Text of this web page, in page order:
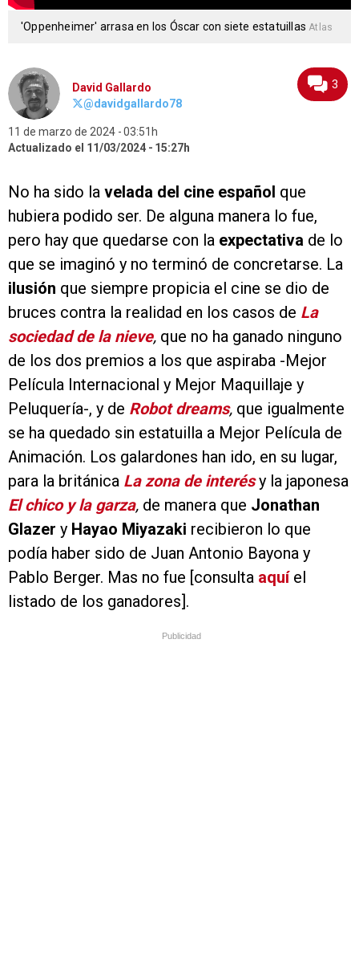
'Oppenheimer' arrasa en los Óscar con siete estatuillas Atlas
David Gallardo
@davidgallardo78
11 de marzo de 2024
03:51h
Actualizado el 11/03/2024
15:27h
3
No ha sido la velada del cine español que
hubiera podido ser. De alguna manera lo fue,
pero hay que quedarse con la expectativa de lo
que se imaginó y no terminó de concretarse. La
ilusión que siempre propicia el cine se dio de
bruces contra la realidad en los casos de La
sociedad de la nieve, que no ha ganado ninguno
de los dos premios a los que aspiraba -Mejor
Película Internacional y Mejor Maquillaje y
Peluquería-, y de Robot dreams, que igualmente
se ha quedado sin estatuilla a Mejor Película de
Animación. Los galardones han ido, en su lugar,
para la británica La zona de interésy la japonesa
El chico y la garza, de manera que Jonathan
Glazer y Hayao Miyazaki recibieron lo que
podía haber sido de Juan Antonio Bayona y
Pablo Berger. Mas no fue [consulta aquíel
listado de los ganadores].
Publicidad